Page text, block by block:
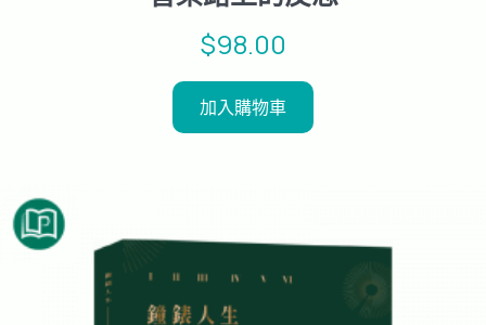
$98.00
加入購物車